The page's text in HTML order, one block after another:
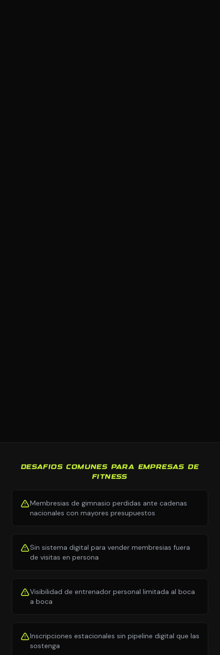
DESAFIOS COMUNES PARA EMPRESAS DE
FITNESS
Membresias de gimnasio perdidas ante cadenas
nacionales con mayores presupuestos
Sin sistema digital para vender membresias fuera
de visitas en persona
Visibilidad de entrenador personal limitada al boca
a boca
Inscripciones estacionales sin pipeline digital que las
sostenga